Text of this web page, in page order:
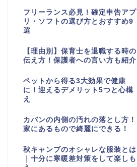
フリーランス必見！確定申告アプ
リ・ソフトの選び方とおすすめ9
選
【理由別】保育士を退職する時の
伝え方！保護者への言い方も紹介
ペットから得る3大効果で健康
に！迎えるデメリット5つと心構
え
カバンの内側の汚れの落とし方！
家にあるもので綺麗にできる！
秋キャンプのオシャレな服装とは
｜十分に寒暖差対策をして楽しも